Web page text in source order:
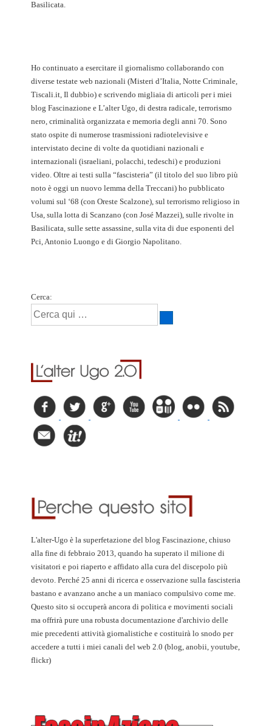
Basilicata.
Ho continuato a esercitare il giornalismo collaborando con
diverse testate web nazionali (Misteri d’Italia, Notte Criminale,
Tiscali.it, Il dubbio) e scrivendo migliaia di articoli per i miei
blog Fascinazione e L’alter Ugo, di destra radicale, terrorismo
nero, criminalità organizzata e memoria degli anni 70. Sono
stato ospite di numerose trasmissioni radiotelevisive e
intervistato decine di volte da quotidiani nazionali e
internazionali (israeliani, polacchi, tedeschi) e produzioni
video. Oltre ai testi sulla “fascisteria” (il titolo del suo libro più
noto è oggi un nuovo lemma della Treccani) ho pubblicato
volumi sul ‘68 (con Oreste Scalzone), sul terrorismo religioso in
Usa, sulla lotta di Scanzano (con José Mazzei), sulle rivolte in
Basilicata, sulle sette assassine, sulla vita di due esponenti del
Pci, Antonio Luongo e di Giorgio Napolitano.
Cerca:
L'alter-Ugo è la superfetazione del blog Fascinazione, chiuso
alla fine di febbraio 2013, quando ha superato il milione di
visitatori e poi riaperto e affidato alla cura del discepolo più
devoto. Perché 25 anni di ricerca e osservazione sulla fascisteria
bastano e avanzano anche a un maniaco compulsivo come me.
Questo sito si occuperà ancora di politica e movimenti sociali
ma offrirà pure una robusta documentazione d'archivio delle
mie precedenti attività giornalistiche e costituirà lo snodo per
accedere a tutti i miei canali del web 2.0 (blog, anobii, youtube,
flickr)